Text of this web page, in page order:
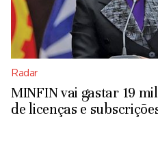
Radar
MINFIN vai gastar 19
de licenças e